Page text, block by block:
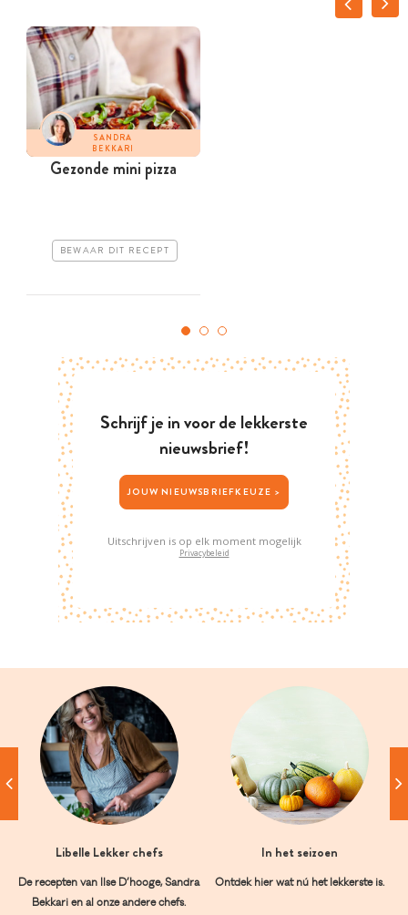
SANDRA
BEKKARI
Gezonde mini pizza
BEWAAR DIT RECEPT
Schrijf je in voor de lekkerste
nieuwsbrief!
JOUW NIEUWSBRIEFKEUZE >
Uitschrijven is op elk moment mogelijk
Privacybeleid
Libelle Lekker chefs
De recepten van Ilse D’hooge, Sandra
Bekkari en al onze andere chefs.
In het seizoen
Ontdek hier wat nú het lekkerste is.